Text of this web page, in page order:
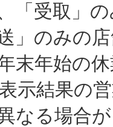
受取」の
のみの店
末年始の
示結果の
る場合が